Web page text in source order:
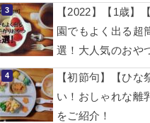
【2022】【1歳】
園でもよく出る超
選！大人気のおや
【初節句】【ひな
い！おしゃれな離
をご紹介！